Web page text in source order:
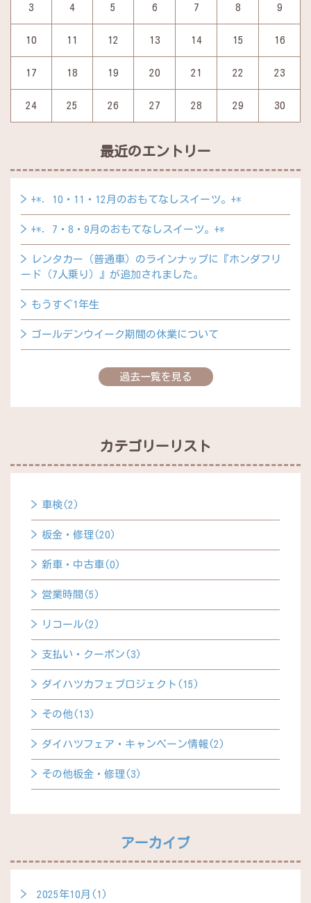
3 4 5 6 7 8 9
10 11 12 13 14 15 16
17 18 19 20 21 22 23
24 25 26 27 28 29 30
最近のエントリー
+*．10・11・12月のおもてなしスイーツ。+*
+*．7・8・9月のおもてなしスイーツ。+*
レンタカー（普通車）のラインナップに『ホンダフリ
ード（7人乗り）』が追加されました。
もうすぐ1年生
ゴールデンウイーク期間の休業について
過去一覧を見る
カテゴリーリスト
車検(2)
板金・修理(20)
新車・中古車(0)
営業時間(5)
リコール(2)
支払い・クーポン(3)
ダイハツカフェプロジェクト(15)
その他(13)
ダイハツフェア・キャンペーン情報(2)
その他板金・修理(3)
アーカイブ
2025年10月(1)